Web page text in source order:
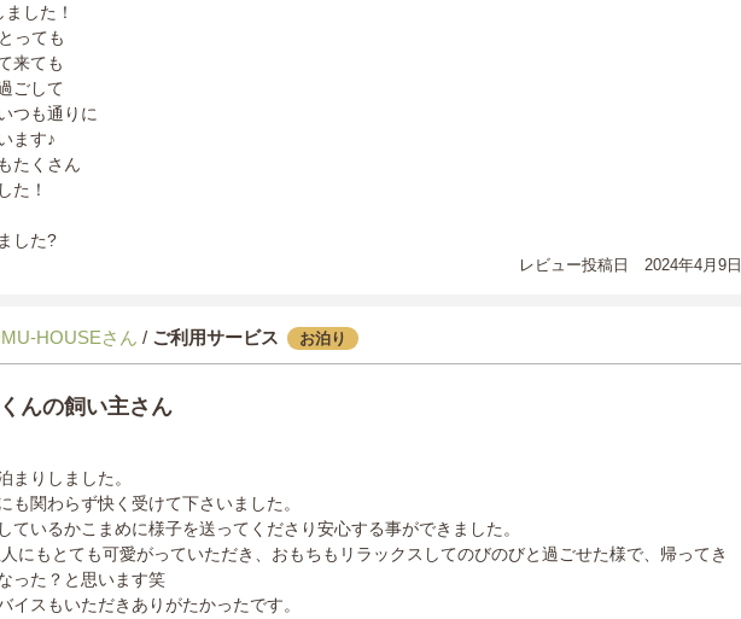
した！
っても
来ても
ごして
つも通りに
ます♪
たくさん
た！
した?
レビュー投稿日 2024年4月9日
HOUSEさん / ご利用サービス お泊り
んの飼い主さん
まりしました。
も関わらず快く受けて下さいました。
ているかこまめに様子を送ってくださり安心する事ができました。
にもとても可愛がっていただき、おもちもリラックスしてのびのびと過ごせた様で、帰ってき
った？と思います笑
イスもいただきありがたかったです。